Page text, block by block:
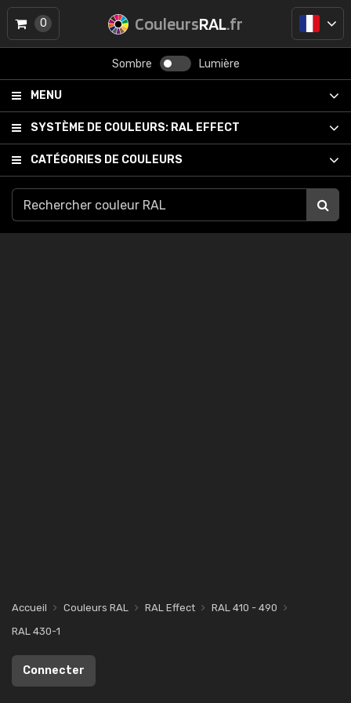
CouleursRAL.fr
Sombre Lumière
MENU
SYSTÈME DE COULEURS: RAL EFFECT
CATÉGORIES DE COULEURS
0
Accueil Couleurs RAL RAL Effect
RAL 410 - 490
RAL 430-1
Connecter